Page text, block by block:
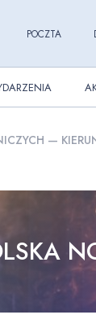
POCZTA
—